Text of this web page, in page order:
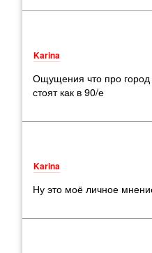
Karina
Ощущения что про город
стоят как в 90/е
Karina
Ну это моё личное